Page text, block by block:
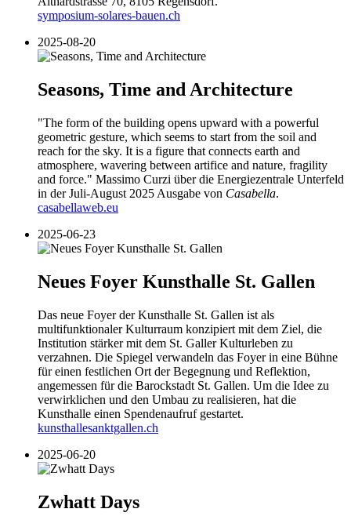
symposium-solares-bauen.ch
2025-08-20
Seasons, Time and Architecture
"The form of the building opens upward with a powerful
geometric gesture, which seems to start from the soil and
reach for the sky. It is a figure that connects earth and
atmosphere, wavering between artifice and nature, fragility
and force." Massimo Curzi über die Energiezentrale Unterfeld
in der Juli-August 2025 Ausgabe von Casabella.
casabellaweb.eu
2025-06-23
Neues Foyer Kunsthalle St. Gallen
Das neue Foyer der Kunsthalle St. Gallen ist als
multifunktionaler Kulturraum konzipiert mit dem Ziel, die
Institution stärker mit dem St. Galler Kulturleben zu
verzahnen. Die Spiegel verwandeln das Foyer in eine Bühne
für einen festlichen Ort der Begegnung und Reflektion,
angemessen für die Barockstadt St. Gallen. Um die Idee zu
verwirklichen und den Umbau zu realisieren, hat die
Kunsthalle einen Spendenaufruf gestartet.
kunsthallesanktgallen.ch
2025-06-20
Zwhatt Days